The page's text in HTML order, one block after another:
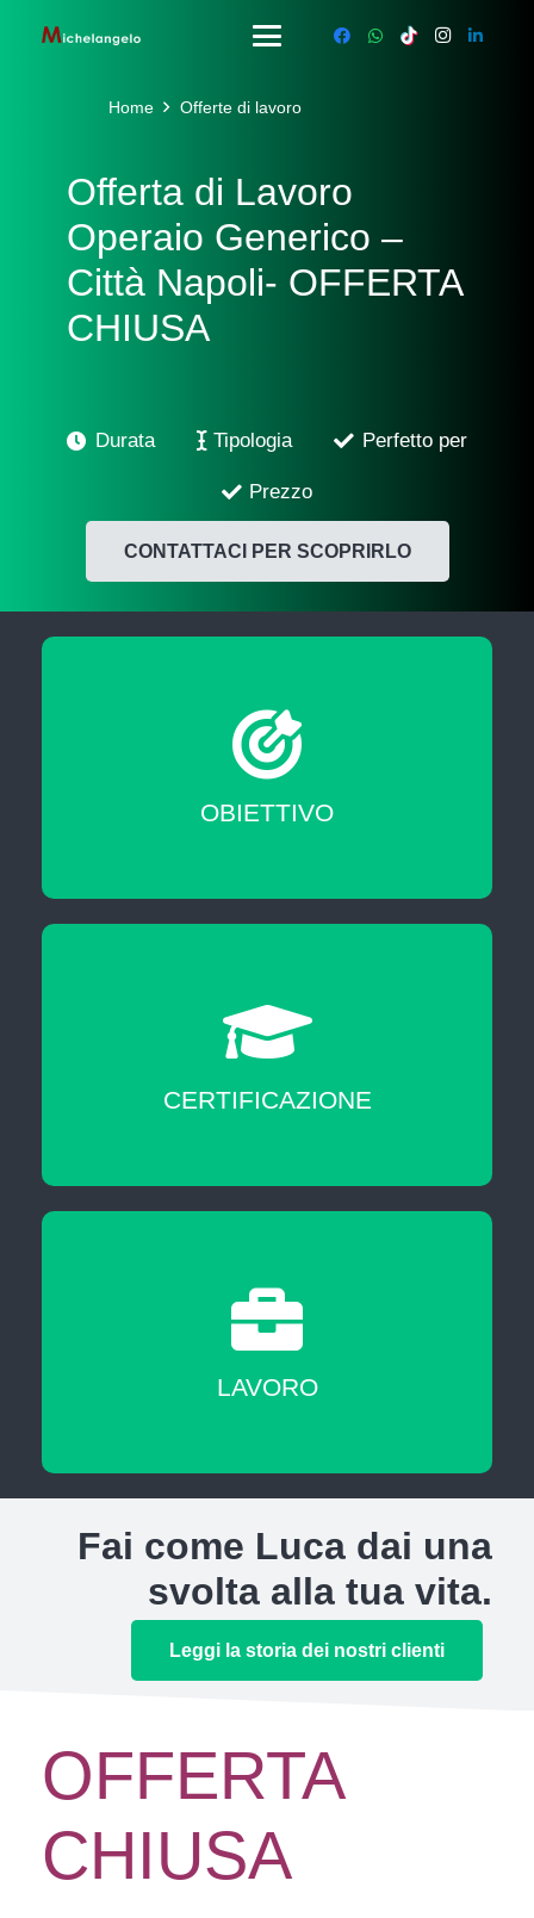
Home Offerte di lavoro
Offerta di Lavoro
Operaio Generico –
Città Napoli- OFFERTA
CHIUSA
Durata Tipologia Perfetto per
Prezzo
CONTATTACI PER SCOPRIRLO
OBIETTIVO
Migliorare le tue skill professionali
CERTIFICAZIONE
LAVORO
A fine corso sarai messo in contatto con
Fai come Luca dai una
svolta alla tua vita.
Leggi la storia dei nostri clienti
OFFERTA
CHIUSA